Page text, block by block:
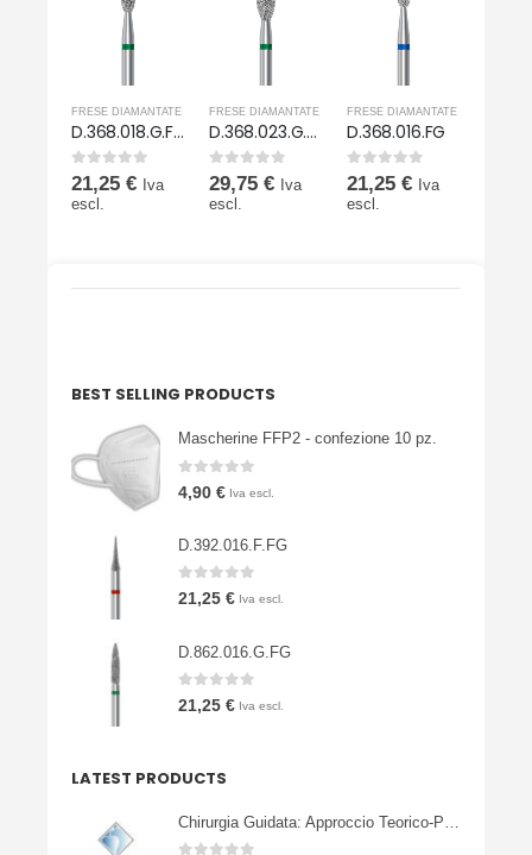
FRESE DIAMANTATE
D.368.018.G.FG
0Su 5
21,25 € Iva
escl.
FRESE DIAMANTATE
D.368.023.G.FG
0Su 5
29,75 € Iva
escl.
FRESE DIAMANTATE
D.368.016.FG
0Su 5
21,25 € Iva
escl.
BEST SELLING PRODUCTS
Mascherine FFP2 - confezione 10 pz.
0 Su 5
4,90 € Iva escl.
D.392.016.F.FG
0Su 5
21,25 € Iva escl.
D.862.016.G.FG
0Su 5
21,25 € Iva escl.
LATEST PRODUCTS